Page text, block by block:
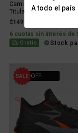
A todo el país
Camiseta Boca Juniors
Titular 26 27
$149.999
6 cuotas sin interés de
Gratis Stock
25% OFF